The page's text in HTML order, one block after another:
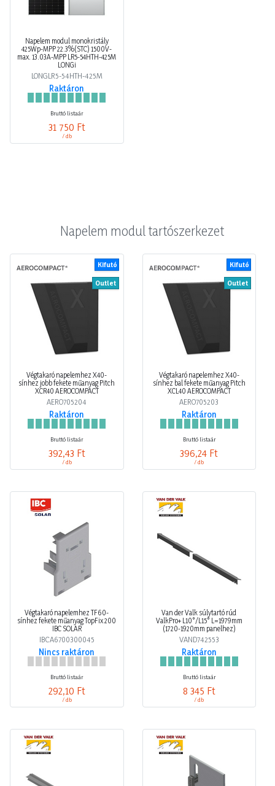
Napelem modul monokristály
425Wp-MPP 22.3%(STC) 1500V-
max. 13.03A-MPP LR5-54HTH-425M
LONGi
LONGLR5-54HTH-425M
Raktáron
Bruttó listaár
31 750 Ft
/ db
Napelem modul tartószerkezet
Kifutó
Outlet
Végtakaró napelemhez X40-
sínhez jobb fekete műanyag Pitch
XCR40 AEROCOMPACT
AERO705204
Raktáron
Bruttó listaár
392,43 Ft
/ db
Kifutó
Outlet
Végtakaró napelemhez X40-
sínhez bal fekete műanyag Pitch
XCL40 AEROCOMPACT
AERO705203
Raktáron
Bruttó listaár
396,24 Ft
/ db
Végtakaró napelemhez TF60-
sínhez fekete műanyag TopFix 200
IBC SOLAR
IBCA6700300045
Nincs raktáron
Bruttó listaár
292,10 Ft
/ db
Van der Valk súlytartó rúd
ValkPro+ L10°/L15° L=1979mm
(1720-1920mm panelhez)
VAND742553
Raktáron
Bruttó listaár
8 345 Ft
/ db